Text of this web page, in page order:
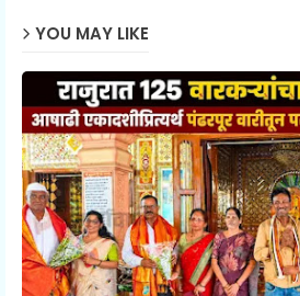
YOU MAY LIKE